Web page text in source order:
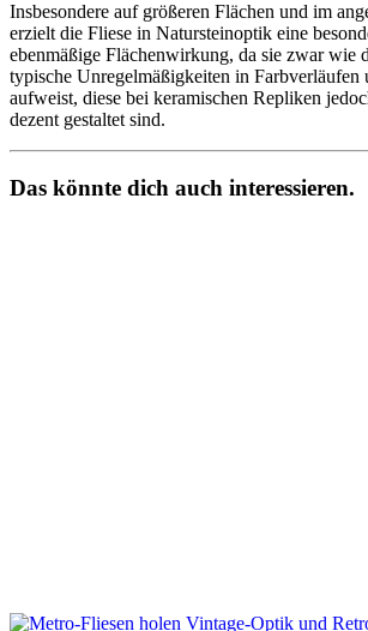
Insbesondere auf größeren Flächen und im
erzielt die Fliese in Natursteinoptik eine
ebenmäßige Flächenwirkung, da sie zwar wie
typische Unregelmäßigkeiten in Farbverläufen
aufweist, diese bei keramischen Repliken
dezent gestaltet sind.
Das könnte dich auch interessieren.